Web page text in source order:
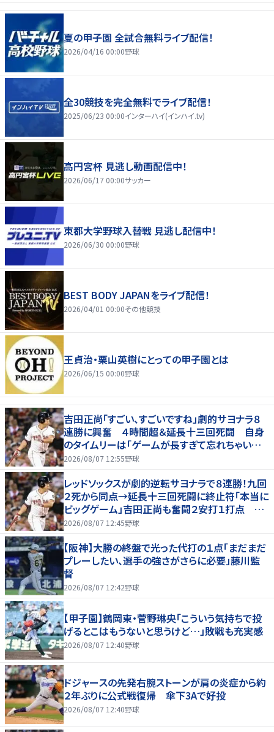
夏の甲子園 全試合無料ライブ配信！
2026/04/16 00:00野球
全30競技を完全無料でライブ配信！
2025/06/23 00:00インターハイ(インハイ.tv)
高円宮杯 見逃し動画配信中！
2026/06/17 00:00サッカー
東都大学野球入替戦 見逃し配信中！
2026/06/30 00:00野球
BEST BODY JAPANをライブ配信！
2026/04/01 00:00その他競技
王貞治・栗山英樹にとっての甲子園とは
2026/06/15 00:00野球
吉田正尚「すごい、すごいですね」劇的サヨナラ８
連勝に興奮 ４時間超＆延長十三回死闘 自身
のタイムリーは「ゲームが長すぎて忘れちゃいまし
た」
2026/08/07 12:55野球
レッドソックスが劇的逆転サヨナラで８連勝！九回
２死から同点→延長十三回死闘に終止符「本当に
ビッグゲーム」吉田正尚も奮闘２安打１打点 靴
下対決で驚異のスイープ
2026/08/07 12:45野球
【阪神】大勝の終盤で光った代打の１点「まだまだ
プレーしたい、選手の強さがさらに必要」藤川監
督
2026/08/07 12:42野球
【甲子園】鶴岡東・菅野琳央「こういう気持ちで投
げるとこはもうないと思うけど…」敗戦も充実感
2026/08/07 12:40野球
ドジャースの先発右腕ストーンが肩の炎症から約
２年ぶりに公式戦復帰 傘下3Aで好投
2026/08/07 12:40野球